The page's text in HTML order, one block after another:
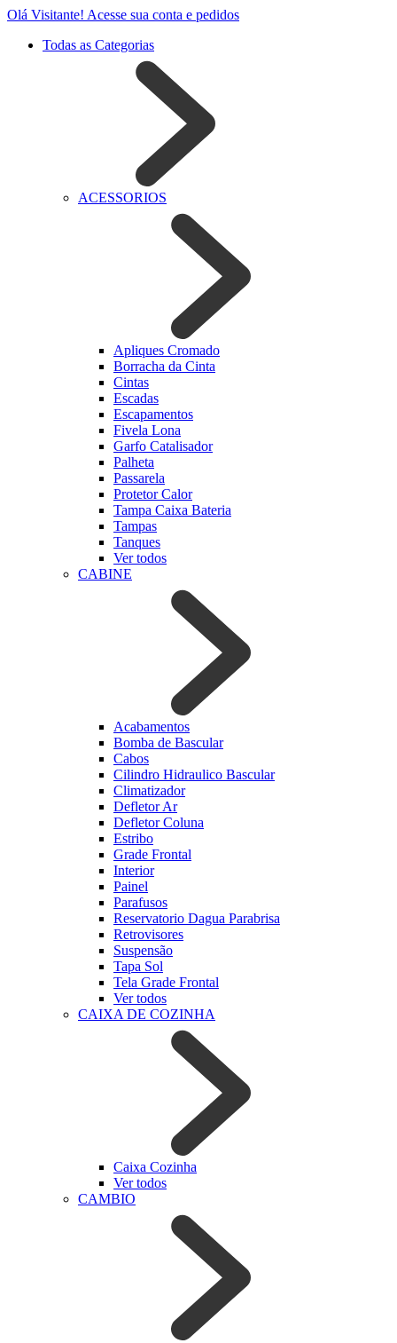
Olá Visitante! Acesse sua conta e pedidos
Todas as Categorias
ACESSORIOS
Apliques Cromado
Borracha da Cinta
Cintas
Escadas
Escapamentos
Fivela Lona
Garfo Catalisador
Palheta
Passarela
Protetor Calor
Tampa Caixa Bateria
Tampas
Tanques
Ver todos
CABINE
Acabamentos
Bomba de Bascular
Cabos
Cilindro Hidraulico Bascular
Climatizador
Defletor Ar
Defletor Coluna
Estribo
Grade Frontal
Interior
Painel
Parafusos
Reservatorio Dagua Parabrisa
Retrovisores
Suspensão
Tapa Sol
Tela Grade Frontal
Ver todos
CAIXA DE COZINHA
Caixa Cozinha
Ver todos
CAMBIO